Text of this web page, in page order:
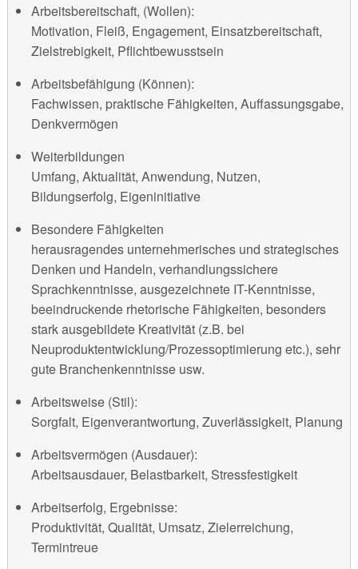
Arbeitsbereitschaft, (Wollen):
Motivation, Fleiß, Engagement, Einsatzbereitschaft,
Zielstrebigkeit, Pflichtbewusstsein
Arbeitsbefähigung (Können):
Fachwissen, praktische Fähigkeiten, Auffassungsgabe,
Denkvermögen
Weiterbildungen
Umfang, Aktualität, Anwendung, Nutzen,
Bildungserfolg, Eigeninitiative
Besondere Fähigkeiten
herausragendes unternehmerisches und strategisches
Denken und Handeln, verhandlungssichere
Sprachkenntnisse, ausgezeichnete IT-Kenntnisse,
beeindruckende rhetorische Fähigkeiten, besonders
stark ausgebildete Kreativität (z.B. bei
Neuproduktentwicklung/Prozessoptimierung etc.), sehr
gute Branchenkenntnisse usw.
Arbeitsweise (Stil):
Sorgfalt, Eigenverantwortung, Zuverlässigkeit, Planung
Arbeitsvermögen (Ausdauer):
Arbeitsausdauer, Belastbarkeit, Stressfestigkeit
Arbeitserfolg, Ergebnisse:
Produktivität, Qualität, Umsatz, Zielerreichung,
Termintreue